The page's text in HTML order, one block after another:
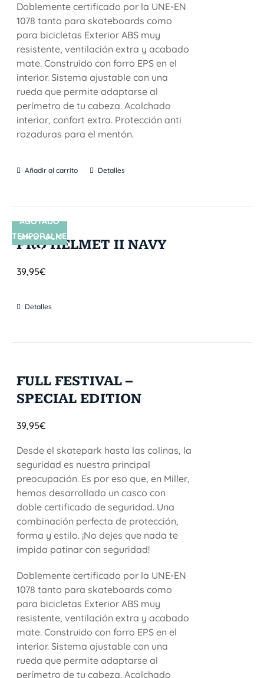
Doblemente certificado por la UNE-EN
1078 tanto para skateboards como
para bicicletas Exterior ABS muy
resistente, ventilación extra y acabado
mate. Construido con forro EPS en el
interior. Sistema ajustable con una
rueda que permite adaptarse al
perímetro de tu cabeza. Acolchado
interior, confort extra. Protección anti
rozaduras para el mentón.
Añadir al carrito Detalles
SIN STOCK
AGOTADO
TEMPORALME
NTE
PRO HELMET II NAVY
39,95€
Detalles
FULL FESTIVAL –
SPECIAL EDITION
39,95€
Desde el skatepark hasta las colinas, la
seguridad es nuestra principal
preocupación. Es por eso que, en Miller,
hemos desarrollado un casco con
doble certificado de seguridad. Una
combinación perfecta de protección,
forma y estilo. ¡No dejes que nada te
impida patinar con seguridad!
Doblemente certificado por la UNE-EN
1078 tanto para skateboards como
para bicicletas Exterior ABS muy
resistente, ventilación extra y acabado
mate. Construido con forro EPS en el
interior. Sistema ajustable con una
rueda que permite adaptarse al
perímetro de tu cabeza. Acolchado